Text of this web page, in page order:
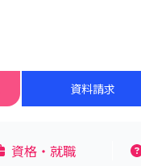
資料請求
資格・就職